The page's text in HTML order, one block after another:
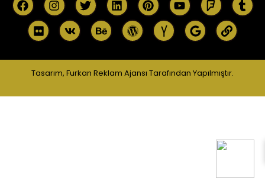
Tasarım, Furkan Reklam Ajansı Tarafından Yapılmıştır.